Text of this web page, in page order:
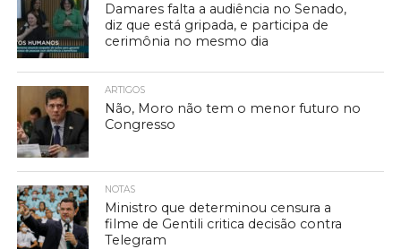
Damares falta a audiência no Senado,
diz que está gripada, e participa de
cerimônia no mesmo dia
ARTIGOS
Não, Moro não tem o menor futuro no
Congresso
NOTAS
Ministro que determinou censura a
filme de Gentili critica decisão contra
Telegram